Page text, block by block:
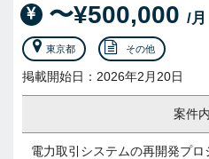
〜¥500,000 /月
東京都 その他
掲載開始日：2026年2月20日
案件
電力取引システムの再開発プ